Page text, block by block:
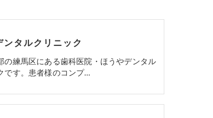
ンタルクリニック
の練馬区にある歯科医院・ほうやデンタル
です。患者様のコンプ…